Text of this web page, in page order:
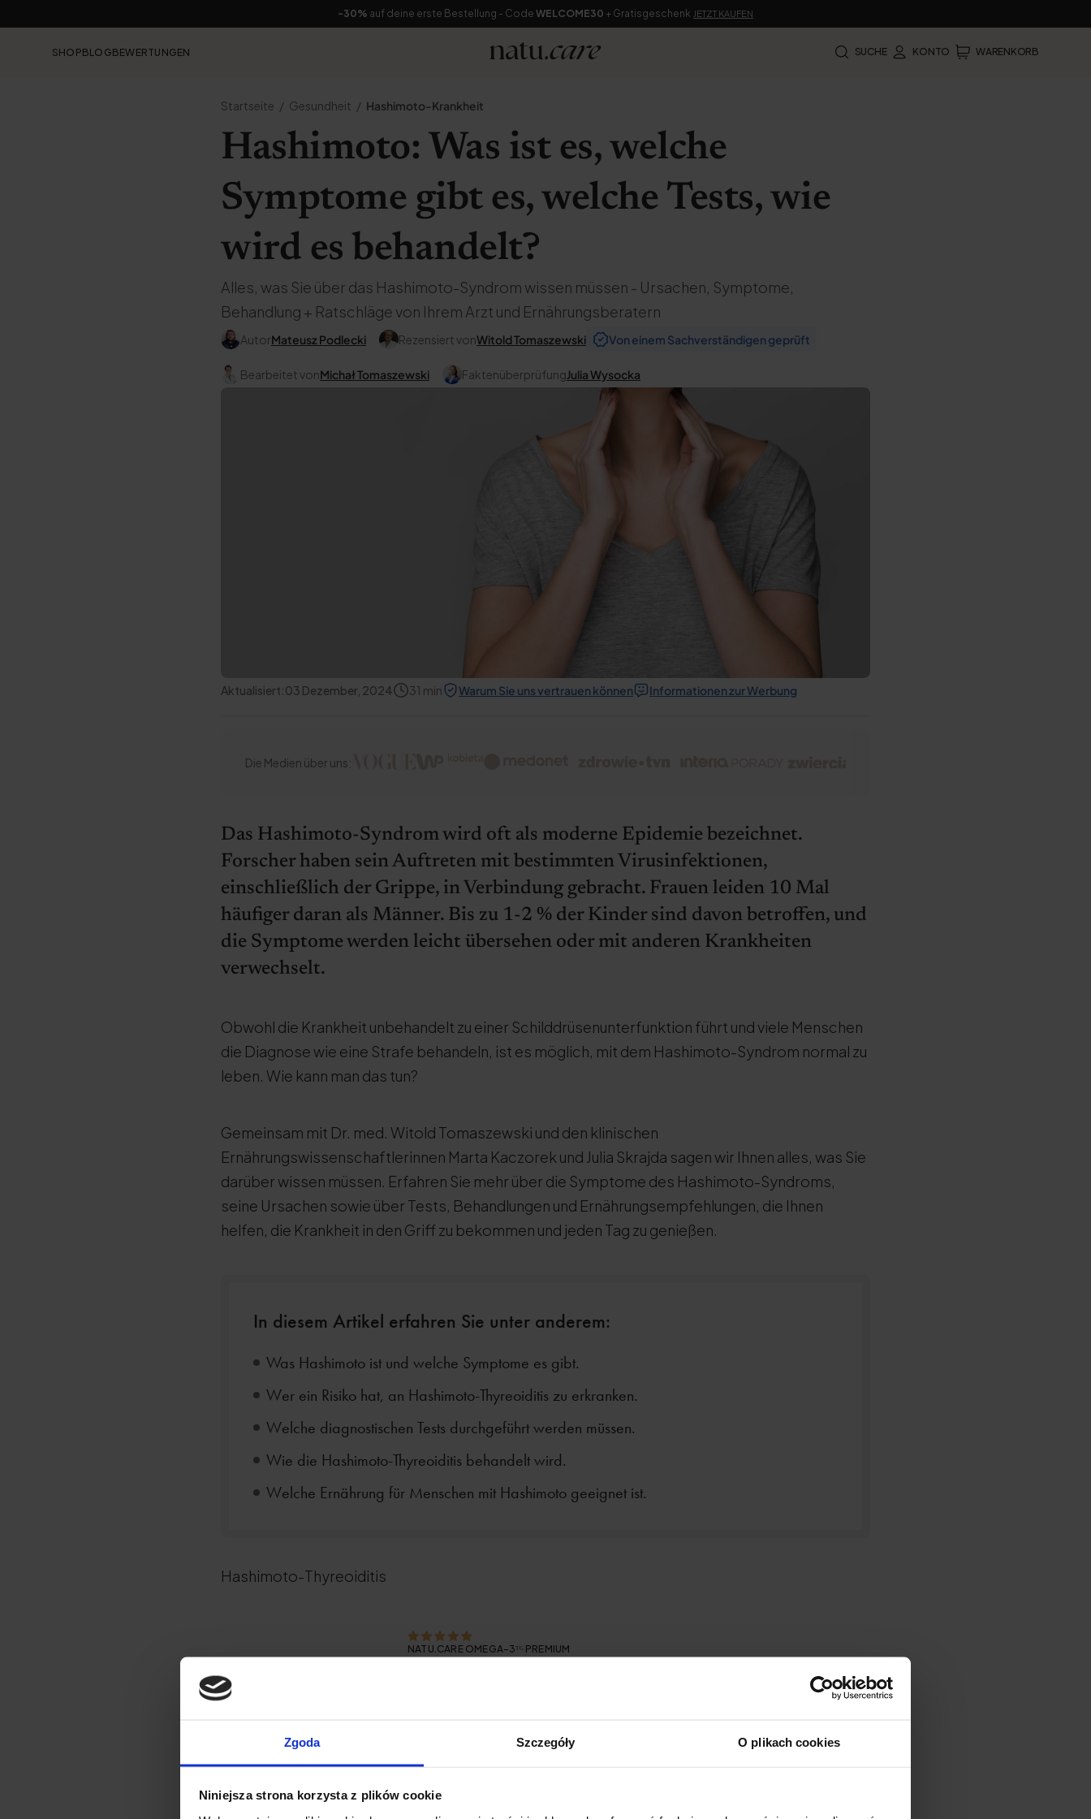
Zgoda Szczegóły O plikach cookies
Niniejsza strona korzysta z plików cookie
-30% auf deine erste Bestellung - Code WELCOME30 + Gratisgeschenk JETZT KAUFEN
SHOPBLOGBEWERTUNGEN SUCHE KONTO WARENKORB
Startseite Gesundheit Hashimoto-Krankheit
Hashimoto: Was ist es, welche
Symptome gibt es, welche Tests, wie
wird es behandelt?
Alles, was Sie über das Hashimoto-Syndrom wissen müssen - Ursachen, Symptome,
Behandlung + Ratschläge von Ihrem Arzt und Ernährungsberatern
AutorMateusz Podlecki Rezensiert vonWitold Tomaszewski Von einem Sachverständigen geprüft
Bearbeitet vonMichał Tomaszewski FaktenüberprüfungJulia Wysocka
Aktualisiert:03 Dezember, 2024 31 min Warum Sie uns vertrauen können Informationen zur Werbung
Die Medien über uns:
Das Hashimoto-Syndrom wird oft als moderne Epidemie bezeichnet.
Forscher haben sein Auftreten mit bestimmten Virusinfektionen,
einschließlich der Grippe, in Verbindung gebracht. Frauen leiden 10 Mal
häufiger daran als Männer. Bis zu 1-2 % der Kinder sind davon betroffen, und
die Symptome werden leicht übersehen oder mit anderen Krankheiten
verwechselt.
Obwohl die Krankheit unbehandelt zu einer Schilddrüsenunterfunktion führt und viele Menschen
die Diagnose wie eine Strafe behandeln, ist es möglich, mit dem Hashimoto-Syndrom normal zu
leben. Wie kann man das tun?
Gemeinsam mit Dr. med. Witold Tomaszewski und den klinischen
Ernährungswissenschaftlerinnen Marta Kaczorek und Julia Skrajda sagen wir Ihnen alles, was Sie
darüber wissen müssen. Erfahren Sie mehr über die Symptome des Hashimoto-Syndroms,
seine Ursachen sowie über Tests, Behandlungen und Ernährungsempfehlungen, die Ihnen
helfen, die Krankheit in den Griff zu bekommen und jeden Tag zu genießen.
In diesem Artikel erfahren Sie unter anderem:
Was Hashimoto ist und welche Symptome es gibt.
Wer ein Risiko hat, an Hashimoto-Thyreoiditis zu erkranken.
Welche diagnostischen Tests durchgeführt werden müssen.
Wie die Hashimoto-Thyreoiditis behandelt wird.
Welche Ernährung für Menschen mit Hashimoto geeignet ist.
Hashimoto-Thyreoiditis
NATU.CARE OMEGA-3ᵀᴳ PREMIUM